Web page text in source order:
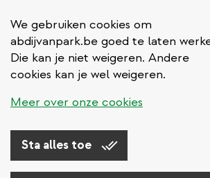
We gebruiken cookies om
abdijvanpark.be goed te laten
Die kan je niet weigeren. Andere
cookies kan je wel weigeren.
Meer over onze cookies
Sta alles toe